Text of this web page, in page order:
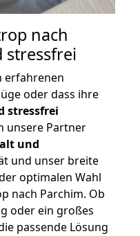
nach
stressfrei
erfahrenen
oder dass ihre
stressfrei
unsere Partner
und
und unser breite
optimalen Wahl
nach Parchim. Ob
oder ein großes
passende Lösung